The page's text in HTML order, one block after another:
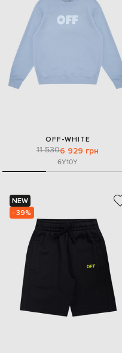
OFF-WHITE
11 5306 929 грн
6Y10Y
NEW
- 39%